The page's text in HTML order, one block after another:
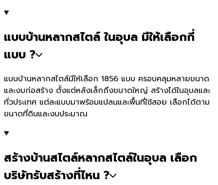
แบบบ้านหลากสไตล์ ในอุบล มีให้เลือกกี่
แบบ ?
แบบบ้านหลากสไตล์มีให้เลือก 1856 แบบ ครอบคลุมหลายขนาด
และงบก่อสร้าง ตั้งแต่หลังเล็กถึงขนาดใหญ่ สร้างได้ในอุบลและ
ทั่วประเทศ แต่ละแบบมาพร้อมแปลนและพื้นที่ใช้สอย เลือกได้ตาม
ขนาดที่ดินและงบประมาณ
สร้างบ้านสไตล์หลากสไตล์ในอุบล เลือก
บริษัทรับสร้างที่ไหน ?